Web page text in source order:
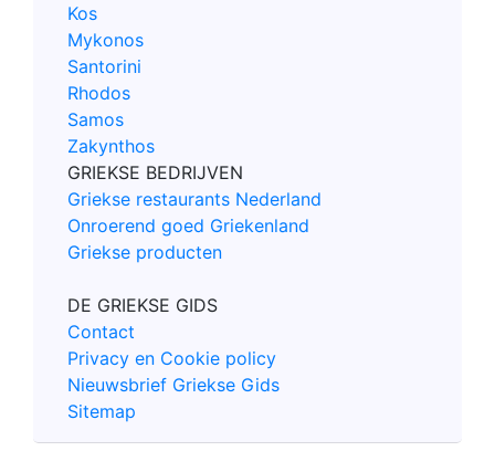
Kos
Mykonos
Santorini
Rhodos
Samos
Zakynthos
GRIEKSE BEDRIJVEN
Griekse restaurants Nederland
Onroerend goed Griekenland
Griekse producten
DE GRIEKSE GIDS
Contact
Privacy en Cookie policy
Nieuwsbrief Griekse Gids
Sitemap